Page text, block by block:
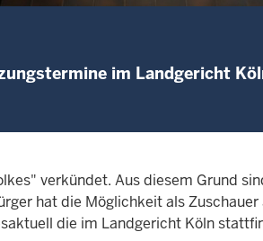
im Landgericht
verkündet. Aus diesem Grund
hat die Möglichkeit als
die im Landgericht Köln